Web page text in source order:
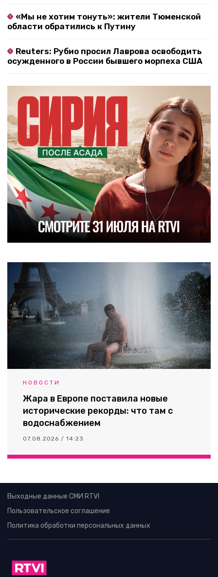
«Мы не хотим тонуть»: жители Тюменской
области обратились к Путину
Reuters: Рубио просил Лаврова освободить
осужденного в России бывшего морпеха США
НОВОСТИ
Жара в Европе поставила новые
исторические рекорды: что там с
водоснабжением
07.08.2026 / 14:23
Выходные данные СМИ RTVI
Пользовательское соглашение
Политика обработки персональных данных